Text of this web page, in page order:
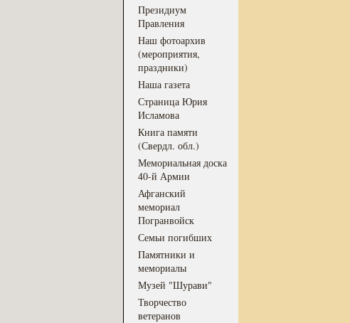
Президиум
Правления
Наш фотоархив
(мероприятия,
праздники)
Наша газета
Страница Юрия
Исламова
Книга памяти
(Свердл. обл.)
Мемориальная доска
40-й Армии
Афганский
мемориал
Погранвойск
Семьи погибших
Памятники и
мемориалы
Музей "Шурави"
Творчество
ветеранов